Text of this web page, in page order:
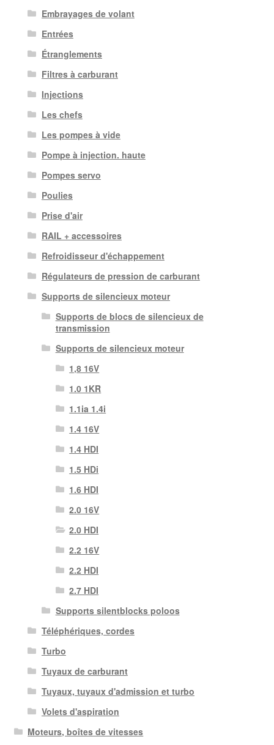
Embrayages de volant
Entrées
Étranglements
Filtres à carburant
Injections
Les chefs
Les pompes à vide
Pompe à injection. haute
Pompes servo
Poulies
Prise d'air
RAIL + accessoires
Refroidisseur d'échappement
Régulateurs de pression de carburant
Supports de silencieux moteur
Supports de blocs de silencieux de
transmission
Supports de silencieux moteur
1,8 16V
1.0 1KR
1.1ia 1.4i
1.4 16V
1.4 HDI
1.5 HDi
1.6 HDI
2.0 16V
2.0 HDI
2.2 16V
2.2 HDI
2.7 HDI
Supports silentblocks poloos
Téléphériques, cordes
Turbo
Tuyaux de carburant
Tuyaux, tuyaux d'admission et turbo
Volets d'aspiration
Moteurs, boîtes de vitesses